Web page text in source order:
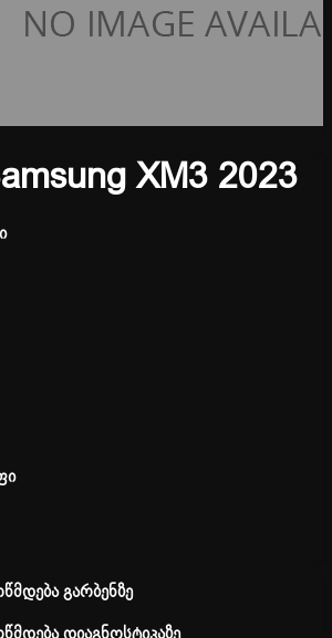
XM3 2023
გარბენზე